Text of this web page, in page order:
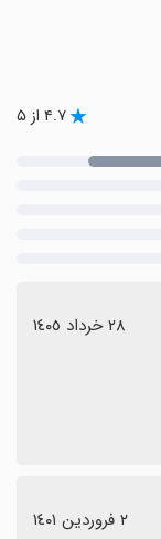
۴.۷ از ۵
٢٨ خرداد ١٤٠٥
٢ فروردین ١٤٠١